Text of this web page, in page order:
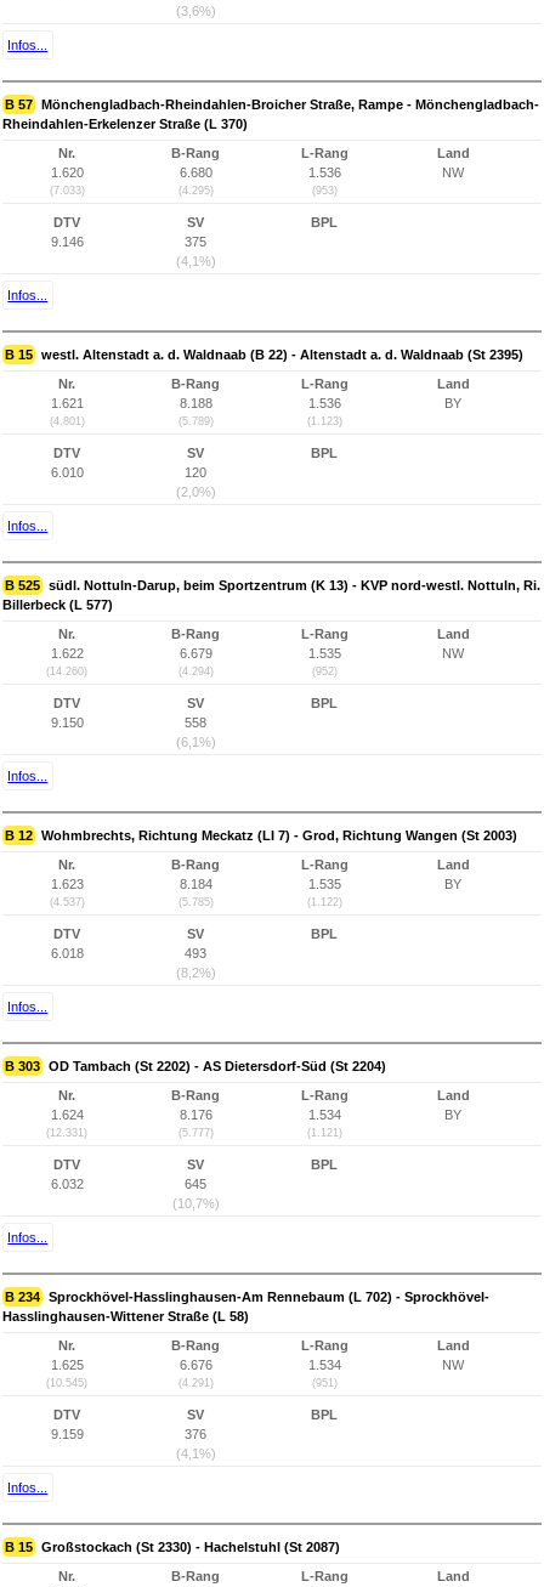
(3,6%)
Infos...
B 57 Mönchengladbach-Rheindahlen-Broicher Straße, Rampe - Mönchengladbach-
Rheindahlen-Erkelenzer Straße (L 370)
Nr.
1.620
(7.033)
B-Rang
6.680
(4.295)
L-Rang
1.536
(953)
Land
NW
DTV
9.146
SV
375
(4,1%)
BPL
Infos...
B 15 westl. Altenstadt a. d. Waldnaab (B 22) - Altenstadt a. d. Waldnaab (St 2395)
Nr.
1.621
(4.801)
B-Rang
8.188
(5.789)
L-Rang
1.536
(1.123)
Land
BY
DTV
6.010
SV
120
(2,0%)
BPL
Infos...
B 525 südl. Nottuln-Darup, beim Sportzentrum (K 13) - KVP nord-westl. Nottuln, Ri.
Billerbeck (L 577)
Nr.
1.622
(14.260)
B-Rang
6.679
(4.294)
L-Rang
1.535
(952)
Land
NW
DTV
9.150
SV
558
(6,1%)
BPL
Infos...
B 12 Wohmbrechts, Richtung Meckatz (LI 7) - Grod, Richtung Wangen (St 2003)
Nr.
1.623
(4.537)
B-Rang
8.184
(5.785)
L-Rang
1.535
(1.122)
Land
BY
DTV
6.018
SV
493
(8,2%)
BPL
Infos...
B 303 OD Tambach (St 2202) - AS Dietersdorf-Süd (St 2204)
Nr.
1.624
(12.331)
B-Rang
8.176
(5.777)
L-Rang
1.534
(1.121)
Land
BY
DTV
6.032
SV
645
(10,7%)
BPL
Infos...
B 234 Sprockhövel-Hasslinghausen-Am Rennebaum (L 702) - Sprockhövel-
Hasslinghausen-Wittener Straße (L 58)
Nr.
1.625
(10.545)
B-Rang
6.676
(4.291)
L-Rang
1.534
(951)
Land
NW
DTV
9.159
SV
376
(4,1%)
BPL
Infos...
B 15 Großstockach (St 2330) - Hachelstuhl (St 2087)
Nr.
B-Rang
L-Rang
Land